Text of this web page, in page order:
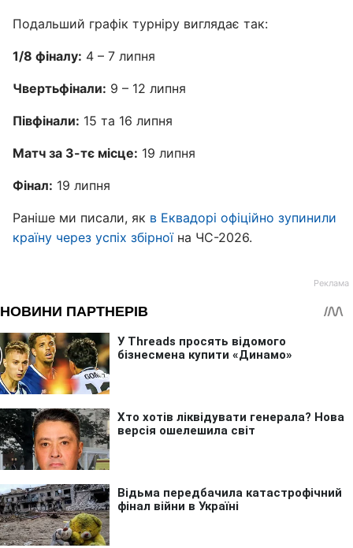
Подальший графік турніру виглядає так:
1/8 фіналу: 4 – 7 липня
Чвертьфінали: 9 – 12 липня
Півфінали: 15 та 16 липня
Матч за 3-тє місце: 19 липня
Фінал: 19 липня
Раніше ми писали, як в Еквадорі офіційно зупинили
країну через успіх збірноїна ЧС-2026.